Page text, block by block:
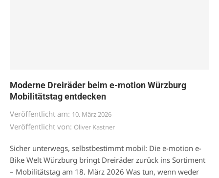
Moderne Dreiräder beim e-motion Würzburg
Mobilitätstag entdecken
Veröffentlicht am: 10. März 2026
Veröffentlicht von: Oliver Kastner
Sicher unterwegs, selbstbestimmt mobil: Die e-motion e-
Bike Welt Würzburg bringt Dreiräder zurück ins Sortiment
– Mobilitätstag am 18. März 2026 Was tun, wenn weder